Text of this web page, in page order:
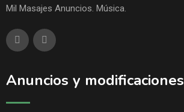
Mil Masajes Anuncios. Música.
Anuncios y modificaciones